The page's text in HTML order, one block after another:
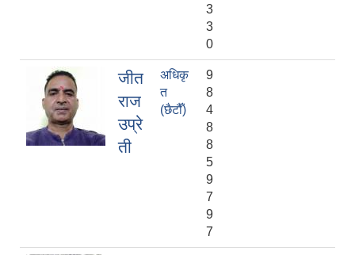
3
3
0
जीत
राज
उप्रे
ती
अधिकृ
त
(छैटौँ)
9
8
4
8
8
5
9
7
9
7